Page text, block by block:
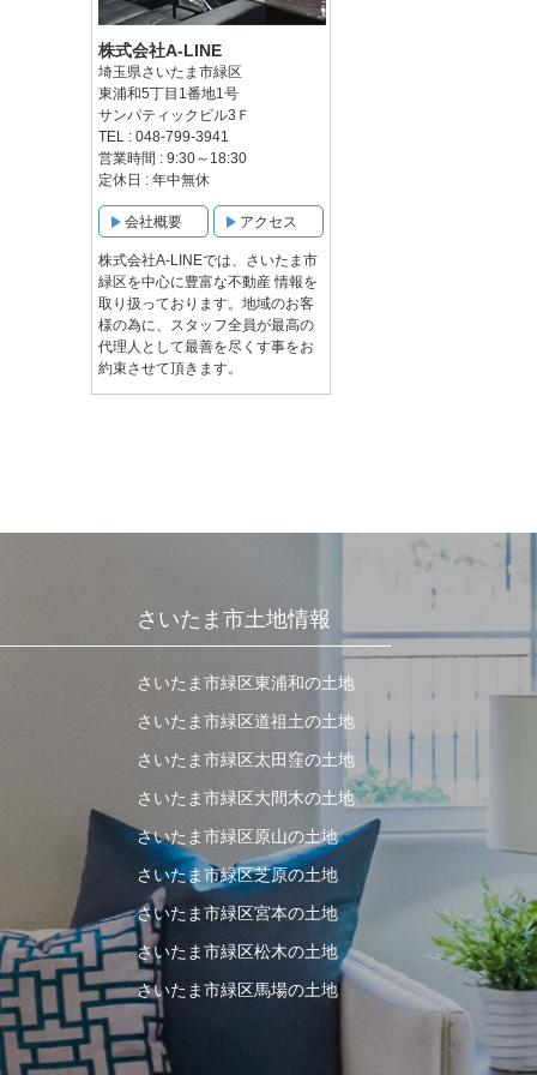
株式会社A-LINE
埼玉県さいたま市緑区
東浦和5丁目1番地1号
サンパティックビル3Ｆ
TEL : 048-799-3941
営業時間 : 9:30～18:30
定休日 : 年中無休
会社概要 アクセス
株式会社A-LINEでは、さいたま市
緑区を中心に豊富な不動産 情報を
取り扱っております。地域のお客
様の為に、スタッフ全員が最高の
代理人として最善を尽くす事をお
約束させて頂きます。
さいたま市土地情報
さいたま市緑区東浦和の土地
さいたま市緑区道祖土の土地
さいたま市緑区太田窪の土地
さいたま市緑区大間木の土地
さいたま市緑区原山の土地
さいたま市緑区芝原の土地
さいたま市緑区宮本の土地
さいたま市緑区松木の土地
さいたま市緑区馬場の土地